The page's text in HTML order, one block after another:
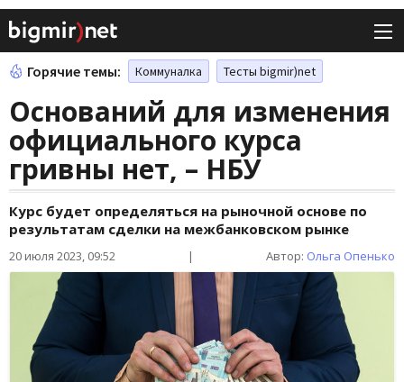
Горячие темы: Коммуналка Тесты bigmir)net
Оснований для изменения
официального курса
гривны нет, – НБУ
Курс будет определяться на рыночной основе по
результатам сделки на межбанковском рынке
20 июля 2023, 09:52 | Автор: Ольга Опенько